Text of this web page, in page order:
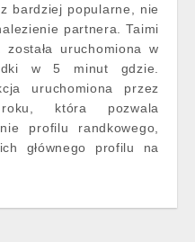
bardziej popularne, nie
partnera. Taimi
uruchomiona w
w 5 minut gdzie.
uruchomiona przez
która pozwala
profilu randkowego,
głównego profilu na